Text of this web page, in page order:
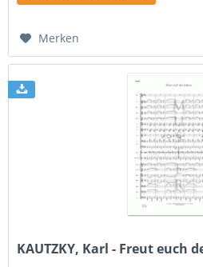
Merken
KAUTZKY, Karl - Freut euch